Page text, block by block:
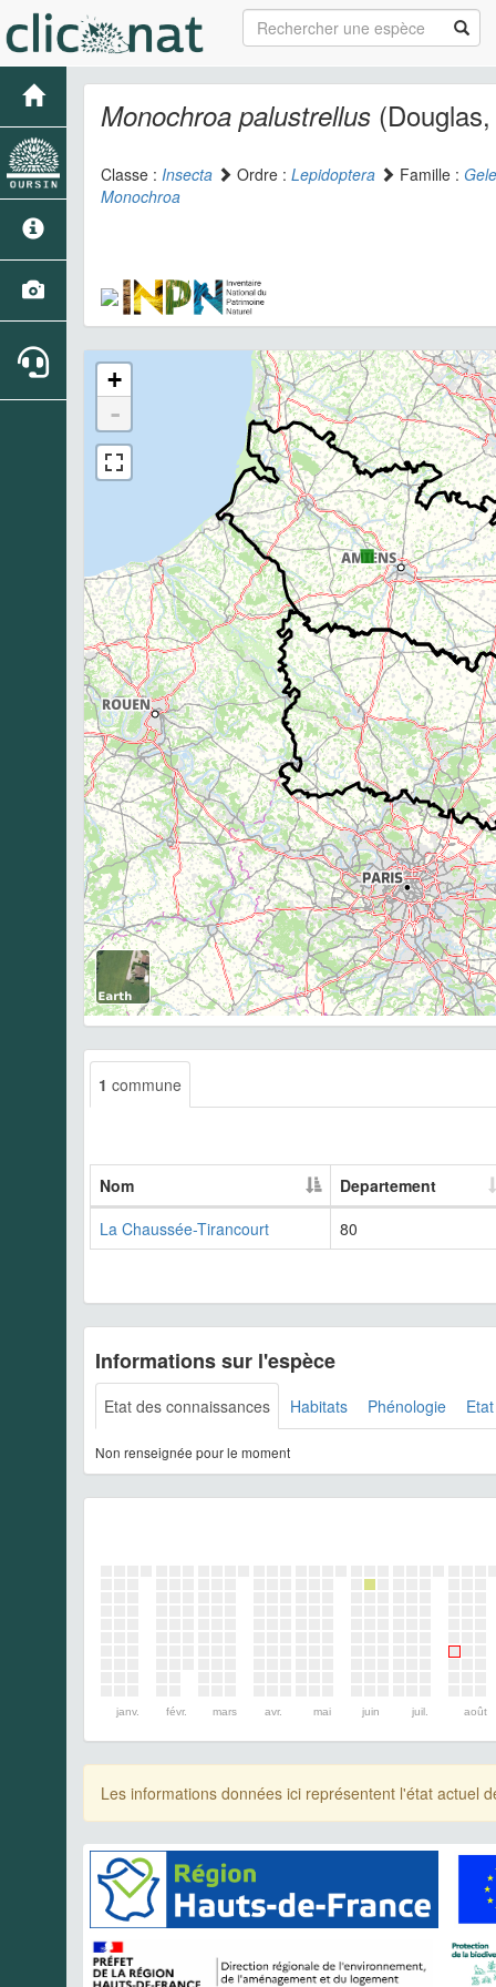
Monochroa palustrellus
Classe : Insecta Ordre : Lepidoptera Famille :
Monochroa
+
-
1 commune
Nom
Departement
La Chaussée-Tirancourt
80
Informations sur l'espèce
Etat des connaissances Habitats Phénologie
Non renseignée pour le moment
janv. févr. mars avr. mai juin juil. août
Les informations données ici représentent l'état actuel